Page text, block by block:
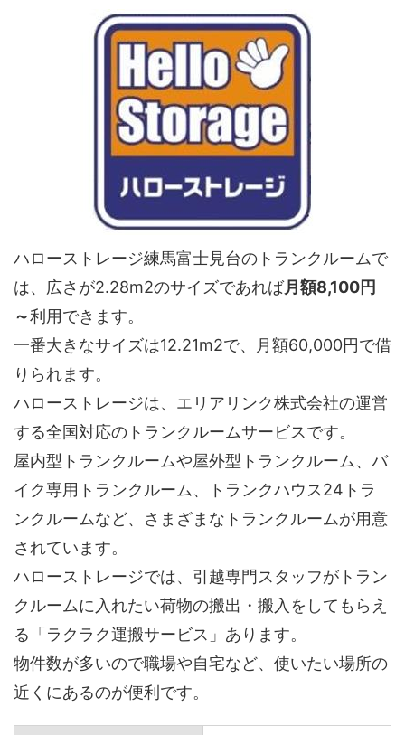
ハローストレージ練馬富士見台のトランクルームで
は、広さが2.28m2のサイズであれば月額8,100円
～利用できます。
一番大きなサイズは12.21m2で、月額60,000円で借
りられます。
ハローストレージは、エリアリンク株式会社の運営
する全国対応のトランクルームサービスです。
屋内型トランクルームや屋外型トランクルーム、バ
イク専用トランクルーム、トランクハウス24トラ
ンクルームなど、さまざまなトランクルームが用意
されています。
ハローストレージでは、引越専門スタッフがトラン
クルームに入れたい荷物の搬出・搬入をしてもらえ
る「ラクラク運搬サービス」あります。
物件数が多いので職場や自宅など、使いたい場所の
近くにあるのが便利です。